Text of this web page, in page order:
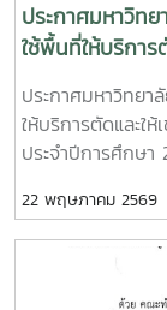
ประกาศมหาวิท
ใช้พื้นที่ให้บริการ
ประจำตำแหน่ง
ประจำปีการศึก
2570 (ครั้งที่ 51)
ประกาศมหาวิทยา
ให้บริการตัดและใ
ประจำปีการศึกษ
ครุยวิทยฐานะ และ
22 พฤษภาคม 2569